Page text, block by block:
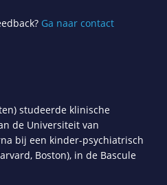
Ga naar contact
studeerde klinische
de Universiteit van
bij een kinder-psychiatrisch
Boston), in de Bascule